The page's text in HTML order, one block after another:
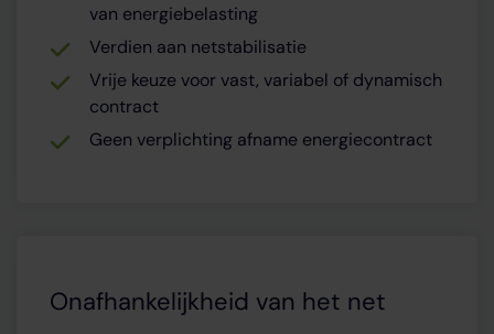
van energiebelasting
Verdien aan netstabilisatie
Vrije keuze voor vast, variabel of dynamisch
contract
Geen verplichting afname energiecontract
Onafhankelijkheid van het net